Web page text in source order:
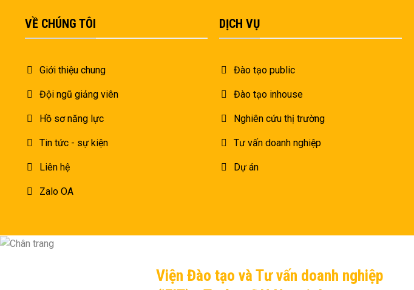
VỀ CHÚNG TÔI
Giới thiệu chung
Đội ngũ giảng viên
Hồ sơ năng lực
Tin tức - sự kiện
Liên hệ
Zalo OA
DỊCH VỤ
Đào tạo public
Đào tạo inhouse
Nghiên cứu thị trường
Tư vấn doanh nghiệp
Dự án
Viện Đào tạo và Tư vấn doanh nghiệp